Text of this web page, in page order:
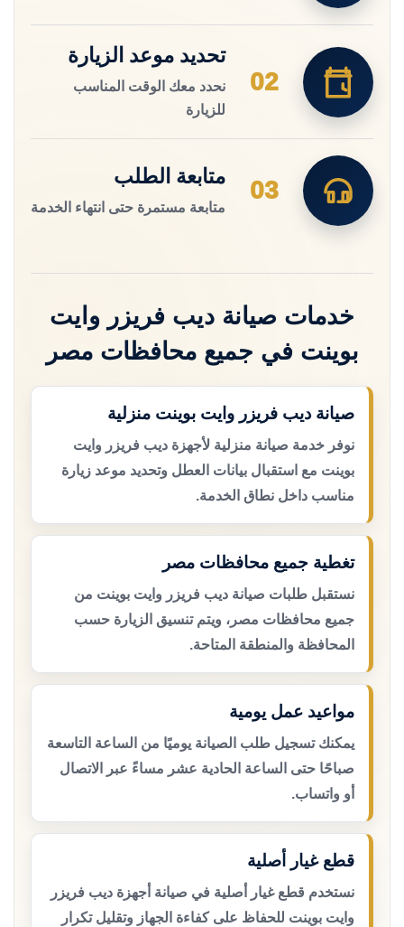
02
تحديد موعد الزيارة
نحدد معك الوقت المناسب
للزيارة
03
متابعة الطلب
متابعة مستمرة حتى انتهاء الخدمة
خدمات صيانة ديب فريزر وايت
بوينت في جميع محافظات مصر
صيانة ديب فريزر وايت بوينت منزلية
نوفر خدمة صيانة منزلية لأجهزة ديب فريزر وايت
بوينت مع استقبال بيانات العطل وتحديد موعد زيارة
مناسب داخل نطاق الخدمة.
تغطية جميع محافظات مصر
نستقبل طلبات صيانة ديب فريزر وايت بوينت من
جميع محافظات مصر، ويتم تنسيق الزيارة حسب
المحافظة والمنطقة المتاحة.
مواعيد عمل يومية
يمكنك تسجيل طلب الصيانة يوميًا من الساعة التاسعة
صباحًا حتى الساعة الحادية عشر مساءً عبر الاتصال
أو واتساب.
قطع غيار أصلية
نستخدم قطع غيار أصلية في صيانة أجهزة ديب فريزر
وايت بوينت للحفاظ على كفاءة الجهاز وتقليل تكرار